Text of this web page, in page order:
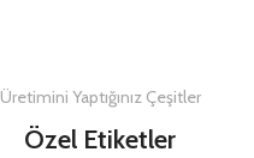
Üretimini Yaptığınız Çeşitler
Özel Etiketler